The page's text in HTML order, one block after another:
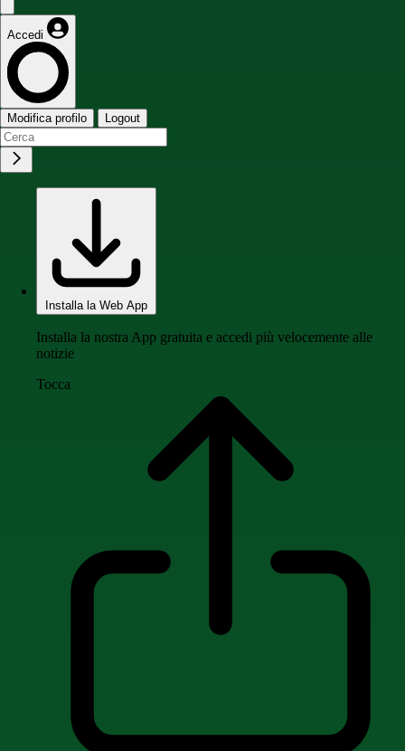
Accedi
Modifica profilo Logout
Installa la Web App
Installa la nostra App gratuita e accedi più velocemente alle
notizie
Tocca